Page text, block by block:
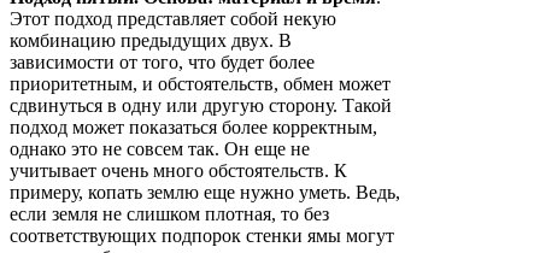
Этот подход представляет собой некую
комбинацию предыдущих двух. В
зависимости от того, что будет более
приоритетным, и обстоятельств, обмен может
сдвинуться в одну или другую сторону. Такой
подход может показаться более корректным,
однако это не совсем так. Он еще не
учитывает очень много обстоятельств. К
примеру, копать землю еще нужно уметь. Ведь,
если земля не слишком плотная, то без
соответствующих подпорок стенки ямы могут